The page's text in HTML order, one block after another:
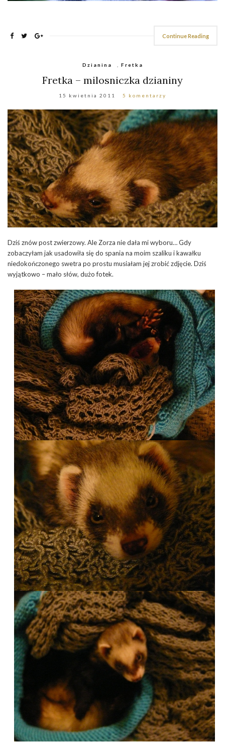
Continue Reading
Dzianina Fretka
Fretka – milosniczka dzianiny
15 kwietnia 2011 5 komentarzy
Dziś znów post zwierzowy. Ale Zorza nie dała mi wyboru… Gdy
zobaczyłam jak usadowiła się do spania na moim szaliku i kawałku
niedokończonego swetra po prostu musiałam jej zrobić zdjęcie. Dziś
wyjątkowo – mało słów, dużo fotek.